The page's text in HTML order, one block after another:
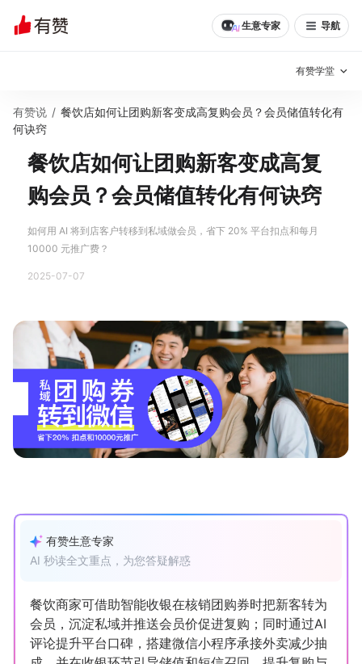
生意专家 导航
有赞学堂
有赞说增长
私域日历 增长方法
有赞说案例拆解 有赞专家说
有赞成功案例 新零售最佳实践
面对面聊增长
新零售大会 新零售茶会
新零售私享会 门店经营增长公开课
AllValue 战略合作
增长产品指南
行业洞察
品牌消费观 行业报告
新零售资讯
有赞说 / 餐饮店如何让团购新客变成高复购会员？会员储值转化有
何诀窍
餐饮店如何让团购新客变成高复
购会员？会员储值转化有何诀窍
如何用 AI 将到店客户转移到私域做会员，省下 20% 平台扣点和每月
10000 元推广费？
2025-07-07
有赞生意专家
AI 秒读全文重点，为您答疑解惑
餐饮商家可借助智能收银在核销团购券时把新客转为
会员，沉淀私域并推送会员价促进复购；同时通过AI
评论提升平台口碑，搭建微信小程序承接外卖减少抽